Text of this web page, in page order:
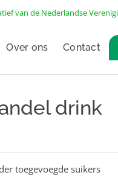
van de Nederlandse
Over ons Contact
drink
toegevoegde suikers